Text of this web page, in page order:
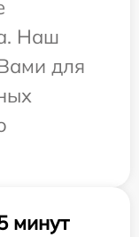
Наш
для
минут